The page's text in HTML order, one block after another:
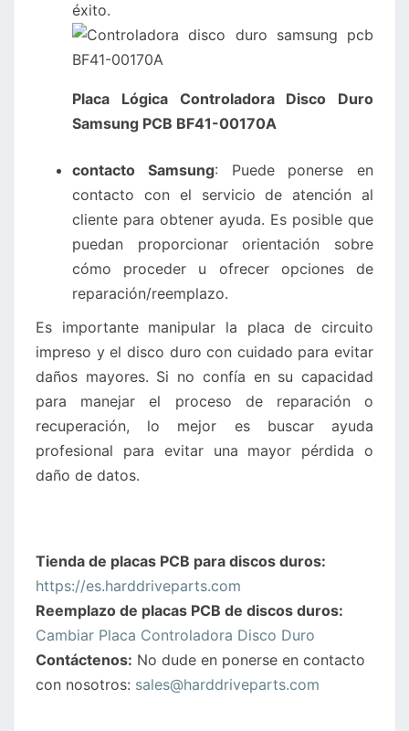
éxito.
Placa Lógica Controladora Disco Duro
Samsung PCB BF41-00170A
contacto Samsung: Puede ponerse en
contacto con el servicio de atención al
cliente para obtener ayuda. Es posible que
puedan proporcionar orientación sobre
cómo proceder u ofrecer opciones de
reparación/reemplazo.
Es importante manipular la placa de circuito
impreso y el disco duro con cuidado para evitar
daños mayores. Si no confía en su capacidad
para manejar el proceso de reparación o
recuperación, lo mejor es buscar ayuda
profesional para evitar una mayor pérdida o
daño de datos.
Tienda de placas PCB para discos duros:
https://es.harddriveparts.com
Reemplazo de placas PCB de discos duros:
Cambiar Placa Controladora Disco Duro
Contáctenos: No dude en ponerse en contacto
con nosotros: sales@harddriveparts.com